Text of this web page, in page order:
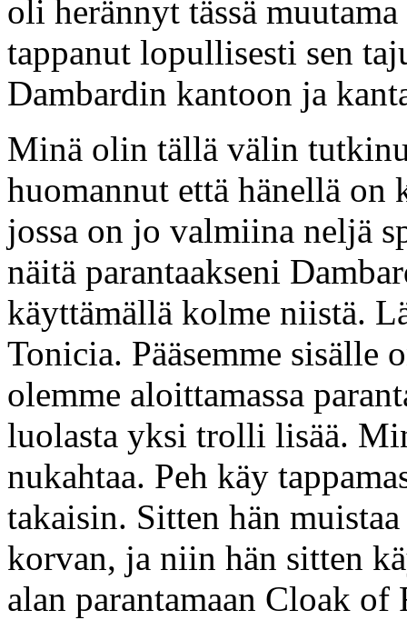
oli herännyt tässä
tappanut lopullisesti sen
Dambardin kantoon ja
Minä olin tällä välin
huomannut että hänellä
jossa on jo valmiina neljä
näitä parantaakseni
käyttämällä kolme niistä.
Tonicia. Pääsemme
olemme aloittamassa
luolasta yksi trolli lisää.
nukahtaa. Peh käy
takaisin. Sitten hän
korvan, ja niin hän sitten
alan parantamaan Cloak